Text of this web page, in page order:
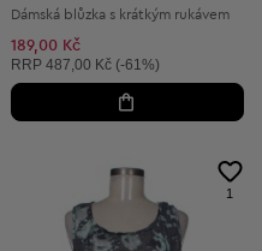
Dámská blůzka s krátkým rukávem
189,00 Kč
Doporučená cena:
RRP 487,00 Kč (-61%)
1